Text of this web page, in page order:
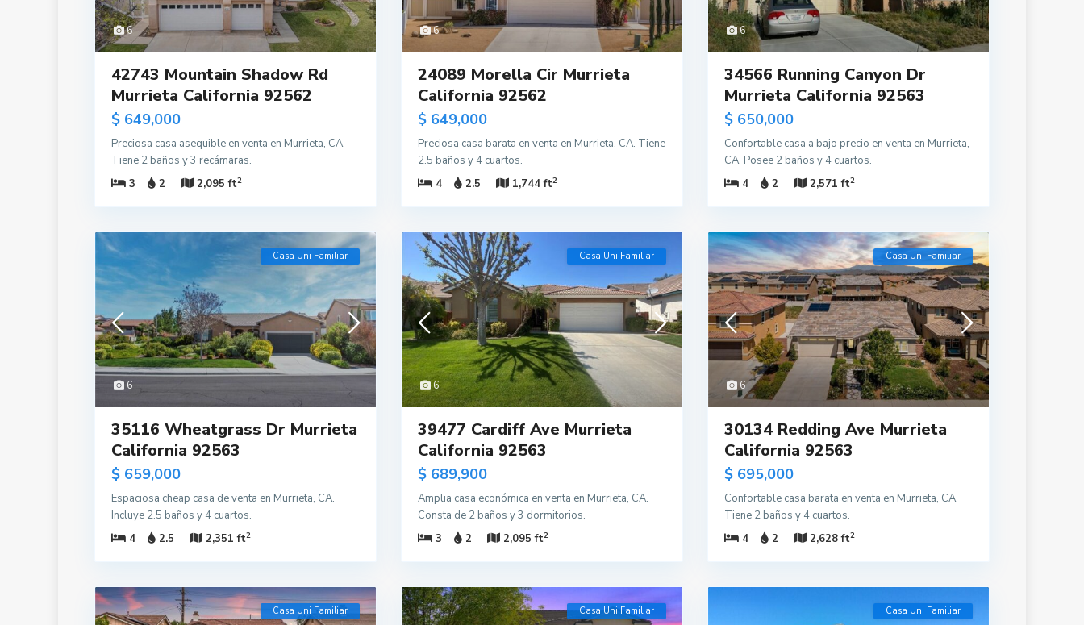
6
42743 Mountain Shadow Rd
Murrieta California 92562
$ 649,000
Preciosa casa asequible en venta en Murrieta, CA.
Tiene 2 baños y 3 recámaras.
3
2 2,095 ft2
6
24089 Morella Cir Murrieta
California 92562
$ 649,000
Preciosa casa barata en venta en Murrieta, CA. Tiene
2.5 baños y 4 cuartos.
4
2.5 1,744 ft2
6
34566 Running Canyon Dr
Murrieta California 92563
$ 650,000
Confortable casa a bajo precio en venta en Murrieta,
CA. Posee 2 baños y 4 cuartos.
4
2 2,571 ft2
6
Casa Uni Familiar
35116 Wheatgrass Dr Murrieta
California 92563
$ 659,000
Espaciosa cheap casa de venta en Murrieta, CA.
Incluye 2.5 baños y 4 cuartos.
4
2.5 2,351 ft2
6
Casa Uni Familiar
39477 Cardiff Ave Murrieta
California 92563
$ 689,900
Amplia casa económica en venta en Murrieta, CA.
Consta de 2 baños y 3 dormitorios.
3
2 2,095 ft2
6
Casa Uni Familiar
30134 Redding Ave Murrieta
California 92563
$ 695,000
Confortable casa barata en venta en Murrieta, CA.
Tiene 2 baños y 4 cuartos.
4
2 2,628 ft2
Casa Uni Familiar Casa Uni Familiar Casa Uni Familiar